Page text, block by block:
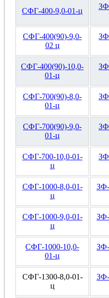
СФГ-400-9,0-01-ц
СФГ-400(90)-9,0-
02 ц
СФГ-400(90)-10,0-
01-ц
СФГ-700(90)-8,0-
01-ц
СФГ-700(90)-9,0-
01-ц
СФГ-700-10,0-01-
ц
СФГ-1000-8,0-01-
ц
СФГ-1000-9,0-01-
ц
СФГ-1000-10,0-
01-ц
СФГ-1300-8,0-01-
ц